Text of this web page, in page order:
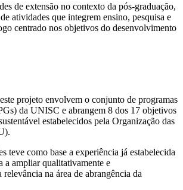
de extensão no contexto da pós-graduação,
atividades que integrem ensino, pesquisa e
centrado nos objetivos do desenvolvimento
projeto envolvem o conjunto de programas
da UNISC e abrangem 8 dos 17 objetivos
estabelecidos pela Organização das
teve como base a experiência já estabelecida
a ampliar qualitativamente e
na área de abrangência da